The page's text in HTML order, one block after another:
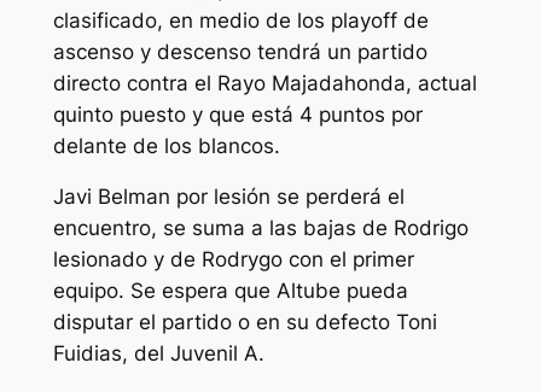
clasificado, en medio de los playoff de
ascenso y descenso tendrá un partido
directo contra el Rayo Majadahonda, actual
quinto puesto y que está 4 puntos por
delante de los blancos.
Javi Belman por lesión se perderá el
encuentro, se suma a las bajas de Rodrigo
lesionado y de Rodrygo con el primer
equipo. Se espera que Altube pueda
disputar el partido o en su defecto Toni
Fuidias, del Juvenil A.